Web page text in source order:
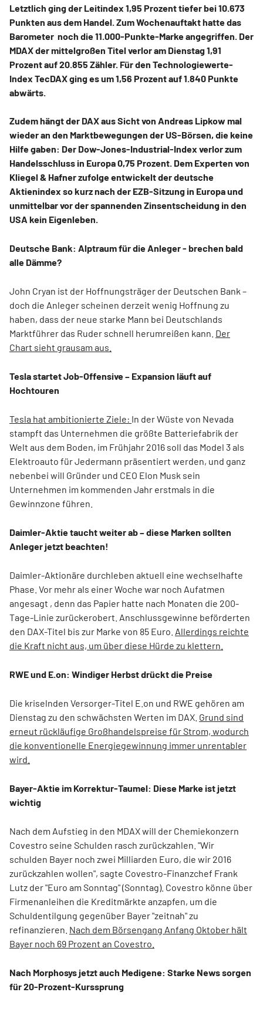
Letztlich ging der Leitindex 1,95 Prozent tiefer bei 10.673
Punkten aus dem Handel. Zum Wochenauftakt hatte das
Barometer noch die 11.000-Punkte-Marke angegriffen. Der
MDAX der mittelgroßen Titel verlor am Dienstag 1,91
Prozent auf 20.855 Zähler. Für den Technologiewerte-
Index TecDAX ging es um 1,56 Prozent auf 1.840 Punkte
abwärts.
Zudem hängt der DAX aus Sicht von Andreas Lipkow mal
wieder an den Marktbewegungen der US-Börsen, die keine
Hilfe gaben: Der Dow-Jones-Industrial-Index verlor zum
Handelsschluss in Europa 0,75 Prozent. Dem Experten von
Kliegel & Hafner zufolge entwickelt der deutsche
Aktienindex so kurz nach der EZB-Sitzung in Europa und
unmittelbar vor der spannenden Zinsentscheidung in den
USA kein Eigenleben.
Deutsche Bank: Alptraum für die Anleger - brechen bald
alle Dämme?
John Cryan ist der Hoffnungsträger der Deutschen Bank –
doch die Anleger scheinen derzeit wenig Hoffnung zu
haben, dass der neue starke Mann bei Deutschlands
Marktführer das Ruder schnell herumreißen kann. Der
Chart sieht grausam aus.
Tesla startet Job-Offensive – Expansion läuft auf
Hochtouren
Tesla hat ambitionierte Ziele: In der Wüste von Nevada
stampft das Unternehmen die größte Batteriefabrik der
Welt aus dem Boden, im Frühjahr 2016 soll das Model 3 als
Elektroauto für Jedermann präsentiert werden, und ganz
nebenbei will Gründer und CEO Elon Musk sein
Unternehmen im kommenden Jahr erstmals in die
Gewinnzone führen.
Daimler-Aktie taucht weiter ab – diese Marken sollten
Anleger jetzt beachten!
Daimler-Aktionäre durchleben aktuell eine wechselhafte
Phase. Vor mehr als einer Woche war noch Aufatmen
angesagt , denn das Papier hatte nach Monaten die 200-
Tage-Linie zurückerobert. Anschlussgewinne beförderten
den DAX-Titel bis zur Marke von 85 Euro. Allerdings reichte
die Kraft nicht aus, um über diese Hürde zu klettern.
RWE und E.on: Windiger Herbst drückt die Preise
Die kriselnden Versorger-Titel E.on und RWE gehören am
Dienstag zu den schwächsten Werten im DAX. Grund sind
erneut rückläufige Großhandelspreise für Strom, wodurch
die konventionelle Energiegewinnung immer unrentabler
wird.
Bayer-Aktie im Korrektur-Taumel: Diese Marke ist jetzt
wichtig
Nach dem Aufstieg in den MDAX will der Chemiekonzern
Covestro seine Schulden rasch zurückzahlen. "Wir
schulden Bayer noch zwei Milliarden Euro, die wir 2016
zurückzahlen wollen", sagte Covestro-Finanzchef Frank
Lutz der "Euro am Sonntag" (Sonntag). Covestro könne über
Firmenanleihen die Kreditmärkte anzapfen, um die
Schuldentilgung gegenüber Bayer "zeitnah" zu
refinanzieren. Nach dem Börsengang Anfang Oktober hält
Bayer noch 69 Prozent an Covestro.
Nach Morphosys jetzt auch Medigene: Starke News sorgen
für 20-Prozent-Kurssprung